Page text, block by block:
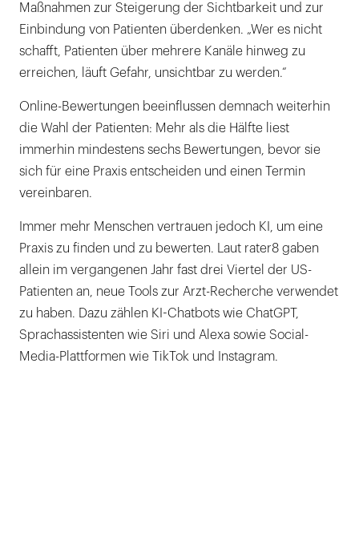
Maßnahmen zur Steigerung der Sichtbarkeit und zur
Einbindung von Patienten überdenken. „Wer es nicht
schafft, Patienten über mehrere Kanäle hinweg zu
erreichen, läuft Gefahr, unsichtbar zu werden.“
Online-Bewertungen beeinflussen demnach weiterhin
die Wahl der Patienten: Mehr als die Hälfte liest
immerhin mindestens sechs Bewertungen, bevor sie
sich für eine Praxis entscheiden und einen Termin
vereinbaren.
Immer mehr Menschen vertrauen jedoch KI, um eine
Praxis zu finden und zu bewerten. Laut rater8 gaben
allein im vergangenen Jahr fast drei Viertel der US-
Patienten an, neue Tools zur Arzt-Recherche verwendet
zu haben. Dazu zählen KI-Chatbots wie ChatGPT­,
Sprachassistenten wie Siri und Alexa sowie Social-
Media-Plattformen wie TikTok und Instagram.